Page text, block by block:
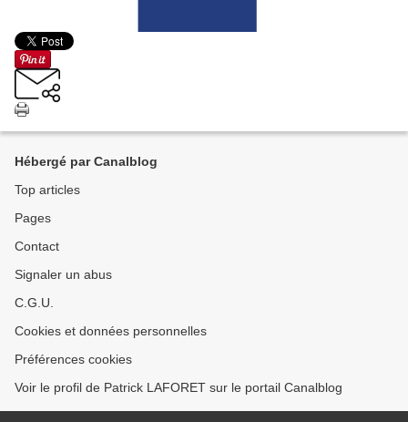
Hébergé par Canalblog
Top articles
Pages
Contact
Signaler un abus
C.G.U.
Cookies et données personnelles
Préférences cookies
Voir le profil de Patrick LAFORET sur le portail Canalblog